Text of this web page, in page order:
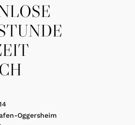
Oggersheim